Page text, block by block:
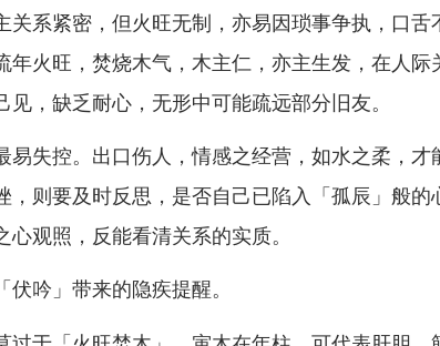
关系紧密，但火旺无制，亦易因琐事争执，口舌
年火旺，焚烧木气，木主仁，亦主生发，在人际
，缺乏耐心，无形中可能疏远部分旧友。
易失控。出口伤人，情感之经营，如水之柔，才
，则要及时反思，是否自己已陷入「孤辰」般的
观照，反能看清关系的实质。
伏吟」带来的隐疾提醒。